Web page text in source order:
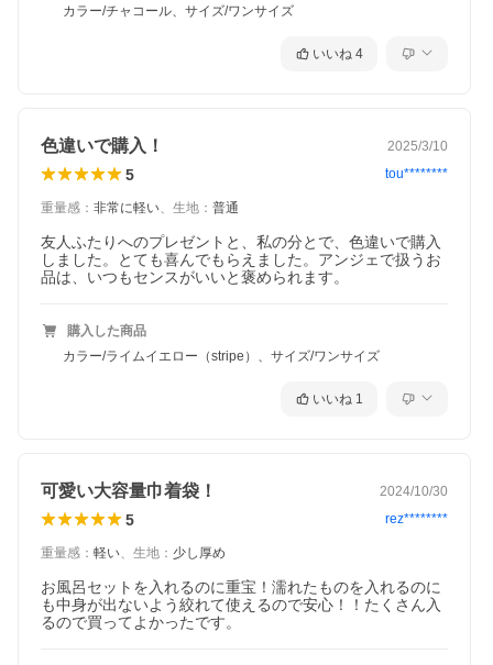
人気者サブバッグに2つのNEWS！
カラー/チャコール、サイズ/ワンサイズ
いいね 4
色違いで購入！ 2025/3/10
5 tou********
重量感 ： 非常に軽い、 生地 ： 普通
友人ふたりへのプレゼントと、私の分とで、色違いで購入
しました。とても喜んでもらえました。アンジェで扱うお
品は、いつもセンスがいいと褒められます。
購入した商品
カラー/ライムイエロー（stripe）、サイズ/ワンサイズ
いいね 1
可愛い大容量巾着袋！ 2024/10/30
5 rez********
重量感 ： 軽い、 生地 ： 少し厚め
お風呂セットを入れるのに重宝！濡れたものを入れるのに
も中身が出ないよう絞れて使えるので安心！！たくさん入
るので買ってよかったです。